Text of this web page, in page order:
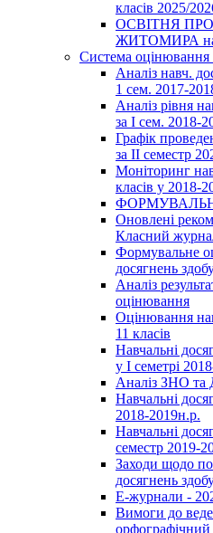
класів 2025/
ОСВІТНЯ
ЖИТОМИРА на
Система оцінювання
Аналіз навч.
1 сем. 2017-
Аналіз рівня
за І сем. 2018-
Графік
за ІІ семестр
Моніторинг
класів у 2018-
Оновлені
Класний
Формувальне
досягнень
Аналіз
оцінювання
Оцінювання
11 класів
Навчальні
у І семетрі
Аналіз ЗНО
Навчальні
2018-2019н.р.
Навчальні
семестр 2019-
Заходи щодо
досягнень
Е-журнали -
Вимоги до